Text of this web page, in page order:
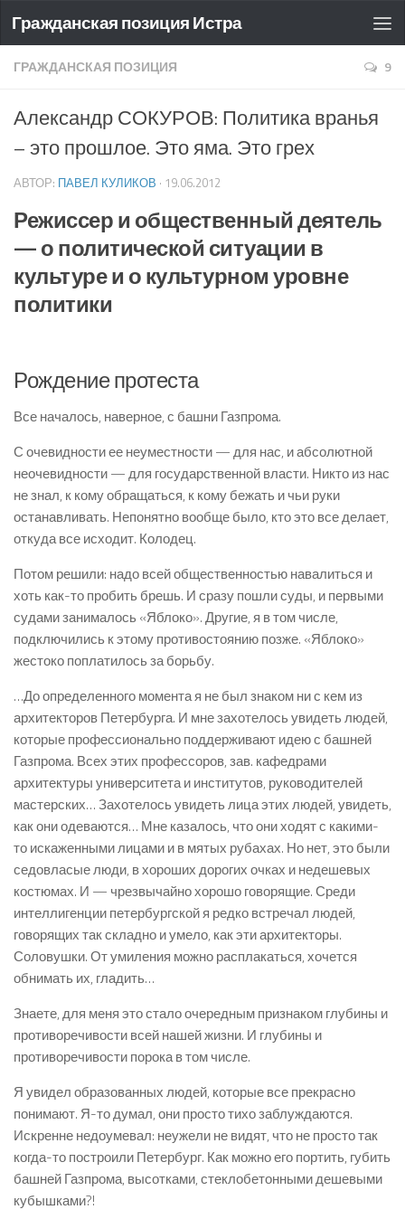
Гражданская позиция Истра
ГРАЖДАНСКАЯ ПОЗИЦИЯ 9
Александр СОКУРОВ: Политика вранья
– это прошлое. Это яма. Это грех
АВТОР: ПАВЕЛ КУЛИКОВ · 19.06.2012
Режиссер и общественный деятель
— о политической ситуации в
культуре и о культурном уровне
политики
Рождение протеста
Все началось, наверное, с башни Газпрома.
С очевидности ее неуместности — для нас, и абсолютной
неочевидности — для государственной власти. Никто из нас
не знал, к кому обращаться, к кому бежать и чьи руки
останавливать. Непонятно вообще было, кто это все делает,
откуда все исходит. Колодец.
Потом решили: надо всей общественностью навалиться и
хоть как-то пробить брешь. И сразу пошли суды, и первыми
судами занималось «Яблоко». Другие, я в том числе,
подключились к этому противостоянию позже. «Яблоко»
жестоко поплатилось за борьбу.
…До определенного момента я не был знаком ни с кем из
архитекторов Петербурга. И мне захотелось увидеть людей,
которые профессионально поддерживают идею с башней
Газпрома. Всех этих профессоров, зав. кафедрами
архитектуры университета и институтов, руководителей
мастерских… Захотелось увидеть лица этих людей, увидеть,
как они одеваются… Мне казалось, что они ходят с какими-
то искаженными лицами и в мятых рубахах. Но нет, это были
седовласые люди, в хороших дорогих очках и недешевых
костюмах. И — чрезвычайно хорошо говорящие. Среди
интеллигенции петербургской я редко встречал людей,
говорящих так складно и умело, как эти архитекторы.
Соловушки. От умиления можно расплакаться, хочется
обнимать их, гладить…
Знаете, для меня это стало очередным признаком глубины и
противоречивости всей нашей жизни. И глубины и
противоречивости порока в том числе.
Я увидел образованных людей, которые все прекрасно
понимают. Я-то думал, они просто тихо заблуждаются.
Искренне недоумевал: неужели не видят, что не просто так
когда-то построили Петербург. Как можно его портить, губить
башней Газпрома, высотками, стеклобетонными дешевыми
кубышками?!